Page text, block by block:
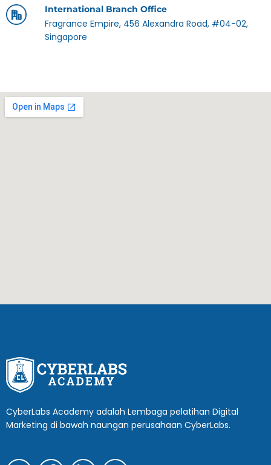
International Branch Office
Fragrance Empire, 456 Alexandra Road, #04-02,
Singapore
CyberLabs Academy adalah Lembaga pelatihan Digital
Marketing di bawah naungan perusahaan CyberLabs.